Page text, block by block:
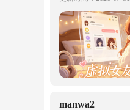
manwa2